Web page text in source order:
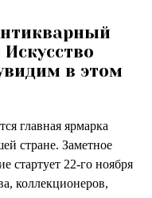
в этом
главная ярмарка
стране. Заметное
стартует 22-го ноября
коллекционеров,